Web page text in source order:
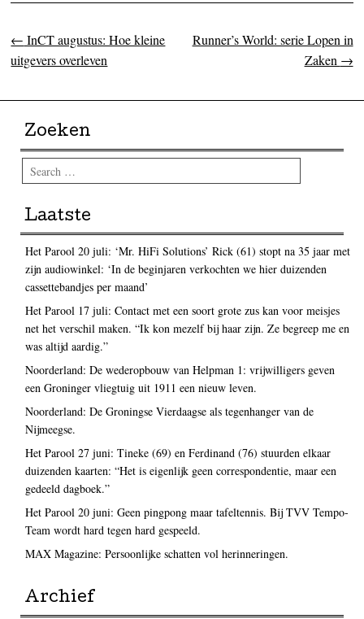
Post navigation
← InCT augustus: Hoe kleine
uitgevers overleven
Runner’s World: serie Lopen in
Zaken →
Zoeken
Search
Laatste
Het Parool 20 juli: ‘Mr. HiFi Solutions’ Rick (61) stopt na 35 jaar met
zijn audiowinkel: ‘In de beginjaren verkochten we hier duizenden
cassettebandjes per maand’
Het Parool 17 juli: Contact met een soort grote zus kan voor meisjes
net het verschil maken. “Ik kon mezelf bij haar zijn. Ze begreep me en
was altijd aardig.”
Noorderland: De wederopbouw van Helpman 1: vrijwilligers geven
een Groninger vliegtuig uit 1911 een nieuw leven.
Noorderland: De Groningse Vierdaagse als tegenhanger van de
Nijmeegse.
Het Parool 27 juni: Tineke (69) en Ferdinand (76) stuurden elkaar
duizenden kaarten: “Het is eigenlijk geen correspondentie, maar een
gedeeld dagboek.”
Het Parool 20 juni: Geen pingpong maar tafeltennis. Bij TVV Tempo-
Team wordt hard tegen hard gespeeld.
MAX Magazine: Persoonlijke schatten vol herinneringen.
Archief